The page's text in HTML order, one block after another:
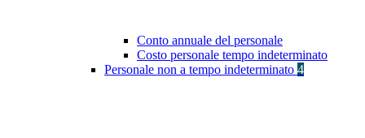
Conto annuale del personale
Costo personale tempo indeterminato
Personale non a tempo indeterminato 4